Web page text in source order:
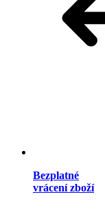
Bezplatné
vrácení zboží